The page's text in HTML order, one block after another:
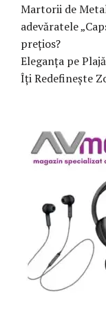
Martorii de
adevăratele
prețios?
Eleganța pe
Îți Redefinește